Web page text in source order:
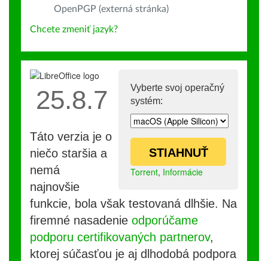
OpenPGP (externá stránka)
Chcete zmeniť jazyk?
Vyberte svoj operačný
systém:
STIAHNUŤ
Torrent, Informácie
25.8.7
Táto verzia je o
niečo staršia a
nemá
najnovšie
funkcie, bola však testovaná dlhšie. Na
firemné nasadenie odporúčame
podporu certifikovaných partnerov,
ktorej súčasťou je aj dlhodobá podpora